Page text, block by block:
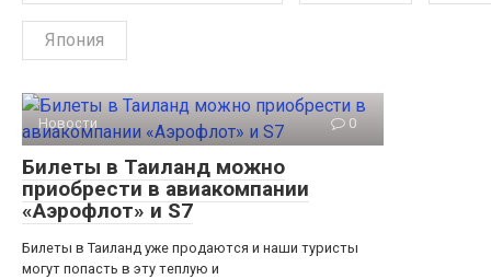
Япония
Новости 0
Билеты в Таиланд можно
приобрести в авиакомпании
«Аэрофлот» и S7
Билеты в Таиланд уже продаются и наши туристы
могут попасть в эту теплую и